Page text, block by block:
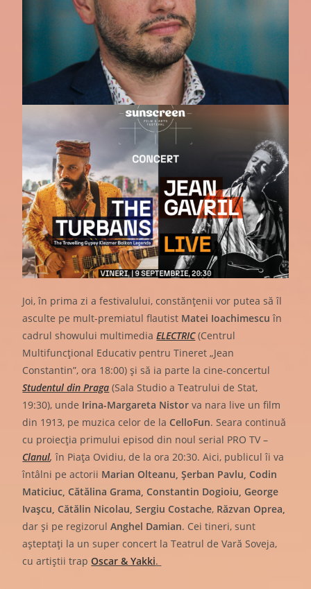
Joi, în prima zi a festivalului, constănțenii vor putea să îl
asculte pe mult-premiatul flautist Matei Ioachimescu în
cadrul showului multimediaELECTRIC(Centrul
Multifuncțional Educativ pentru Tineret „Jean
Constantin”, ora 18:00) și să ia parte la cine-concertul
Studentul din Praga (Sala Studio a Teatrului de Stat,
19:30), unde Irina-Margareta Nistor va nara live un film
din 1913, pe muzica celor de laCelloFun. Seara continuă
cu proiecția primului episod din noul serial PRO TV –
Clanul, în Piața Ovidiu, de la ora 20:30. Aici, publicul îi va
întâlni pe actorii Marian Olteanu, Șerban Pavlu, Codin
Maticiuc, Cătălina Grama, Constantin Dogioiu, George
Ivașcu, Cătălin Nicolau, Sergiu Costache, Răzvan Oprea,
dar și pe regizorulAnghel Damian. Cei tineri, sunt
așteptați la un super concert la Teatrul de Vară Soveja,
cu artiștii trapOscar & Yakki.